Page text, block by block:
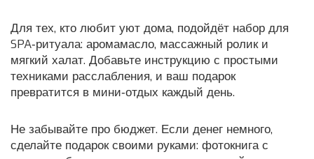
Для тех, кто любит уют дома, подойдёт набор для
SPA‑ритуала: аромамасло, массажный ролик и
мягкий халат. Добавьте инструкцию с простыми
техниками расслабления, и ваш подарок
превратится в мини‑отдых каждый день.
Не забывайте про бюджет. Если денег немного,
сделайте подарок своими руками: фотокнига с